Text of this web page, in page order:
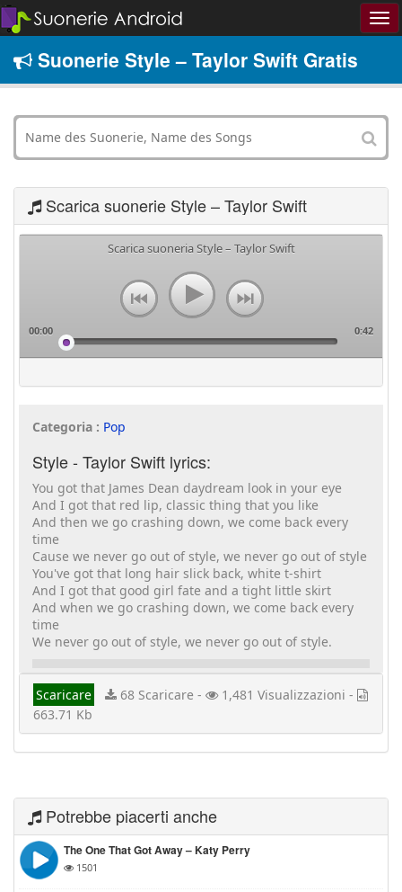
Suonerie Style – Taylor Swift Gratis
Scarica suonerie Style – Taylor Swift
Scarica suoneria Style – Taylor Swift
00:00 0:42
Categoria : Pop
Style - Taylor Swift lyrics:
You got that James Dean daydream look in your eye
And I got that red lip, classic thing that you like
And then we go crashing down, we come back every
time
Cause we never go out of style, we never go out of style
You've got that long hair slick back, white t-shirt
And I got that good girl fate and a tight little skirt
And when we go crashing down, we come back every
time
We never go out of style, we never go out of style.
Scaricare 68 Scaricare -
1,481 Visualizzazioni -
663.71 Kb
Potrebbe piacerti anche
The One That Got Away – Katy Perry
1501